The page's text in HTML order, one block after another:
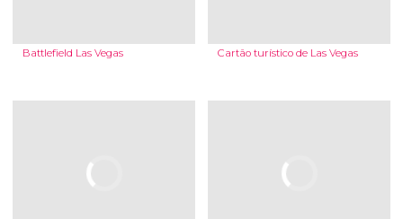
Battlefield Las Vegas Cartão turístico de Las Vegas